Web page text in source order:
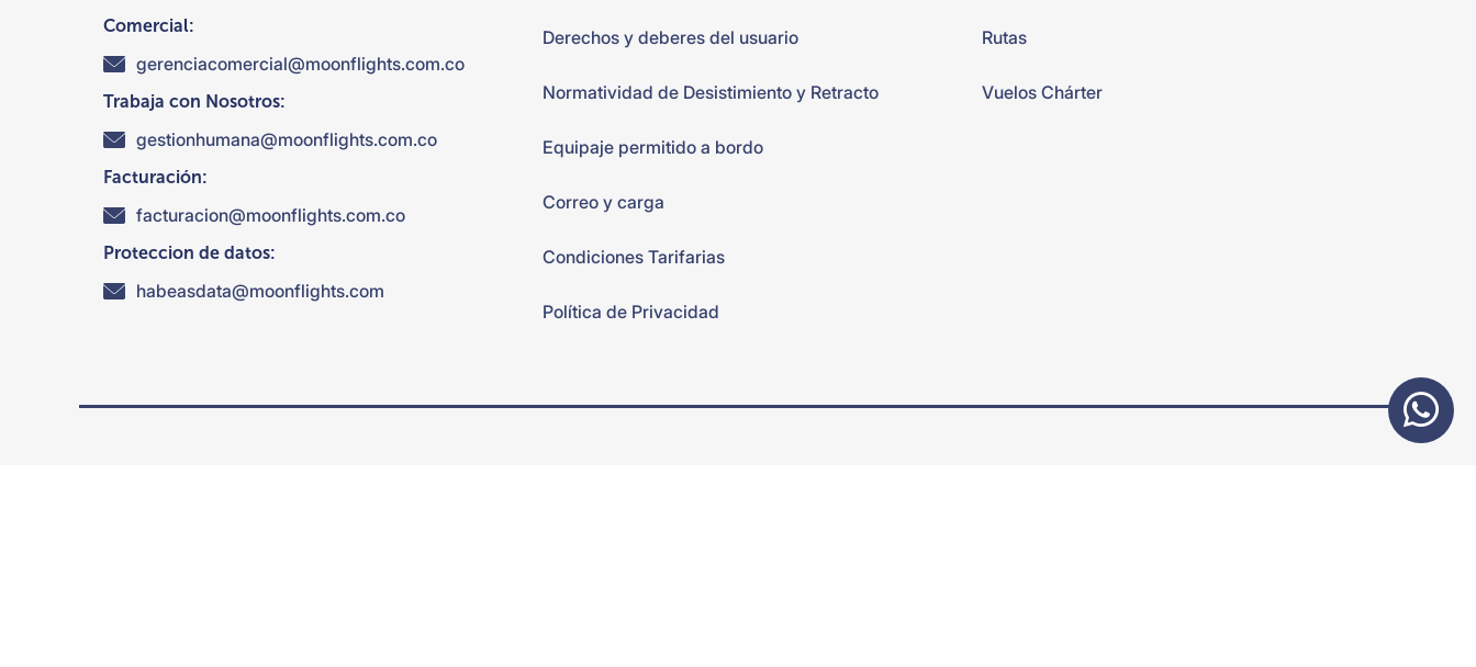
Comercial:
gerenciacomercial@moonflights.com.co
Trabaja con Nosotros:
gestionhumana@moonflights.com.co
Facturación:
facturacion@moonflights.com.co
Proteccion de datos:
habeasdata@moonflights.com
Derechos y deberes del usuario
Normatividad de Desistimiento y Retracto
Equipaje permitido a bordo
Correo y carga
Condiciones Tarifarias
Política de Privacidad
Rutas
Vuelos Chárter